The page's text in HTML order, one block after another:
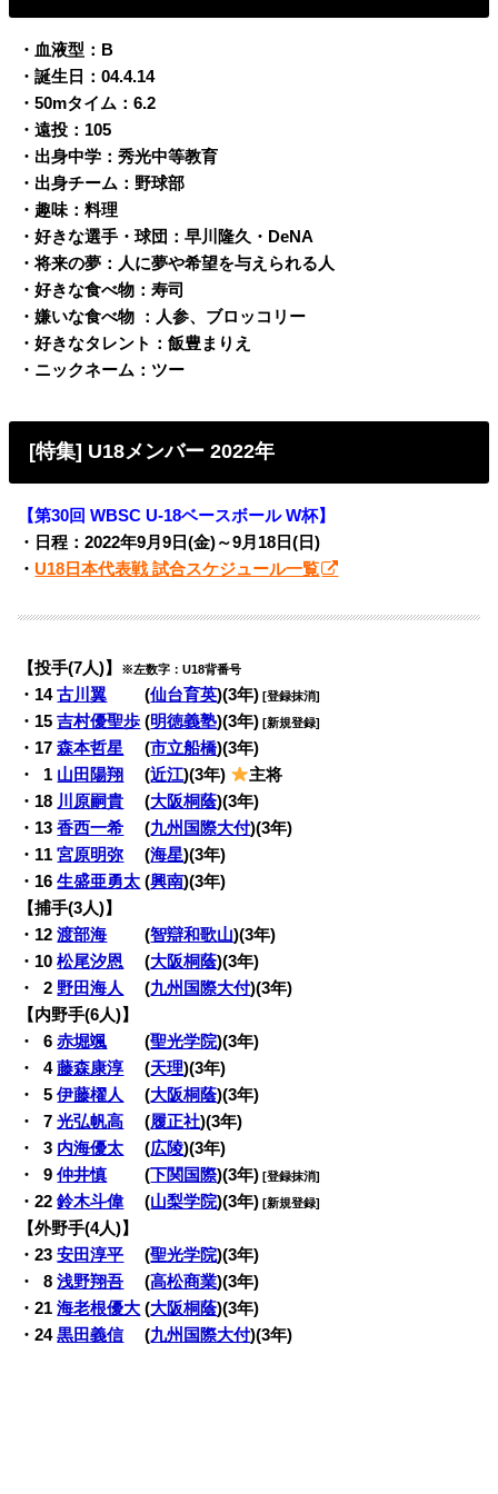
・血液型：B
・誕生日：04.4.14
・50mタイム：6.2
・遠投：105
・出身中学：秀光中等教育
・出身チーム：野球部
・趣味：料理
・好きな選手・球団：早川隆久・DeNA
・将来の夢：人に夢や希望を与えられる人
・好きな食べ物：寿司
・嫌いな食べ物 ：人参、ブロッコリー
・好きなタレント：飯豊まりえ
・ニックネーム：ツー
[特集] U18メンバー 2022年
【第30回 WBSC U-18ベースボール W杯】
・日程：2022年9月9日(金)～9月18日(日)
・U18日本代表戦 試合スケジュール一覧
【投手(7人)】 ※左数字：U18背番号
・14古川翼 (仙台育英)(3年) [登録抹消]
・15吉村優聖歩 (明徳義塾)(3年) [新規登録]
・17森本哲星 (市立船橋)(3年)
・
1 山田陽翔 (近江)(3年)
主将
・18 川原嗣貴 (大阪桐蔭)(3年)
・13香西一希 (九州国際大付)(3年)
・11宮原明弥 (海星)(3年)
・16生盛亜勇太 (興南)(3年)
【捕手(3人)】
・12渡部海 (智辯和歌山)(3年)
・10松尾汐恩 (大阪桐蔭)(3年)
・
02 野田海人 (九州国際大付)(3年)
【内野手(6人)】
・
06赤堀颯 (聖光学院)(3年)
・
04藤森康淳 (天理)(3年)
・
05伊藤櫂人 (大阪桐蔭)(3年)
・
07光弘帆高 (履正社)(3年)
・
03 内海優太 (広陵)(3年)
・
09仲井慎 (下関国際)(3年) [登録抹消]
・22鈴木斗偉 (山梨学院)(3年) [新規登録]
【外野手(4人)】
・23安田淳平 (聖光学院)(3年)
・
08浅野翔吾 (高松商業)(3年)
・21海老根優大 (大阪桐蔭)(3年)
・24黒田義信(九州国際大付)(3年)